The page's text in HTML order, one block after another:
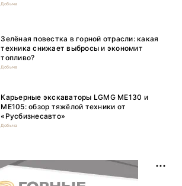
Добыча
Зелёная повестка в горной отрасли: какая
техника снижает выбросы и экономит
топливо?
Добыча
Карьерные экскаваторы LGMG ME130 и
ME105: обзор тяжёлой техники от
«Русбизнесавто»
Добыча